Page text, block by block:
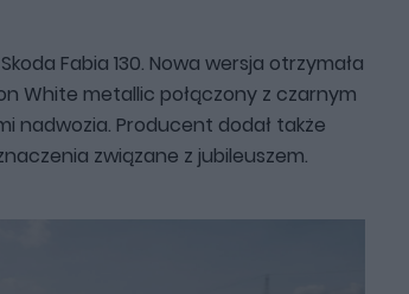
Fabia 130. Nowa wersja otrzymała
White metallic połączony z czarnym
nadwozia. Producent dodał także
związane z jubileuszem.